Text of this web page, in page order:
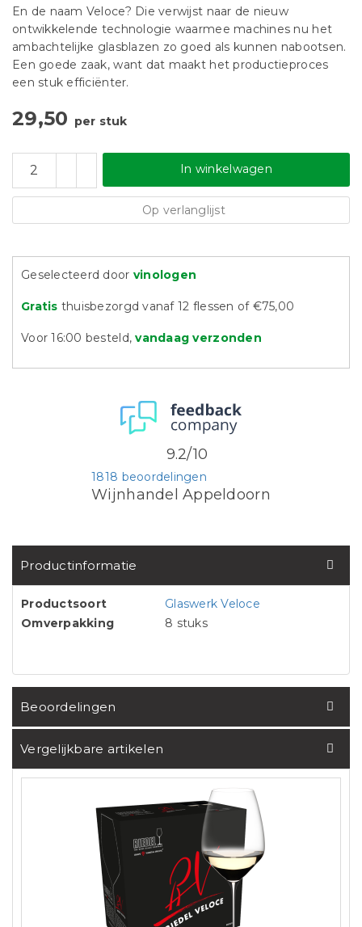
En de naam Veloce? Die verwijst naar de nieuw
ontwikkelende technologie waarmee machines nu het
ambachtelijke glasblazen zo goed als kunnen nabootsen.
Een goede zaak, want dat maakt het productieproces
een stuk efficiënter.
29,50 per stuk
In winkelwagen
Op verlanglijst
Geselecteerd door vinologen
Gratis thuisbezorgd vanaf 12 flessen of €75,00
Voor 16:00 besteld,vandaag verzonden
Wijnhandel Appeldoorn
1818 beoordelingen
9.2/10
Productinformatie
Productsoort
Glaswerk Veloce
Omverpakking
8 stuks
Beoordelingen
Vergelijkbare artikelen